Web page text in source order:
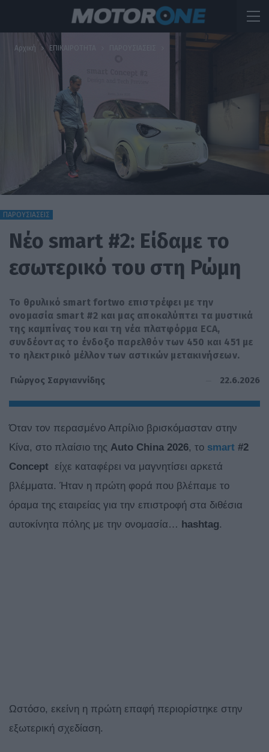
Αρχική ΕΠΙΚΑΙΡΟΤΗΤΑ
ΠΑΡΟΥΣΙΑΣΕΙΣ
Νέο smart #2: Είδαμε το
εσωτερικό του στη Ρώμη
Το θρυλικό smart fortwo επιστρέφει με την
ονομασία smart #2 και μας αποκαλύπτει τα μυστικά
της καμπίνας του και τη νέα πλατφόρμα ECA,
συνδέοντας το ένδοξο παρελθόν των 450 και 451 με
το ηλεκτρικό μέλλον των αστικών μετακινήσεων.
Γιώργος Σαργιαννίδης 22.6.2026
Όταν τον περασμένο Απρίλιο βρισκόμασταν στην
Κίνα, στο πλαίσιο της Auto China 2026, το smart #2
Concept
είχε καταφέρει να μαγνητίσει αρκετά
βλέμματα. Ήταν η πρώτη φορά που βλέπαμε το
όραμα της εταιρείας για την επιστροφή στα διθέσια
αυτοκίνητα πόλης με την ονομασία… hashtag.
Ωστόσο, εκείνη η πρώτη επαφή περιορίστηκε στην
εξωτερική σχεδίαση.